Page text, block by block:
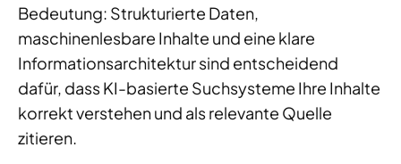
Bedeutung: Strukturierte Daten,
maschinenlesbare Inhalte und eine klare
Informationsarchitektur sind entscheidend
dafür, dass KI-basierte Suchsysteme Ihre Inhalte
korrekt verstehen und als relevante Quelle
zitieren.